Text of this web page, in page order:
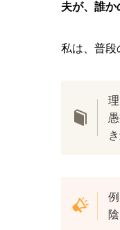
夫が、誰か
私は、普段
理
例